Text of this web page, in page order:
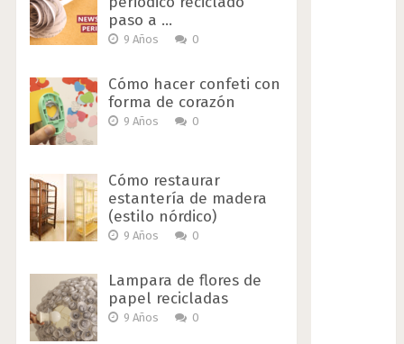
paso a …
9 Años 0
Cómo hacer confeti con
forma de corazón
9 Años 0
Cómo restaurar
estantería de madera
(estilo nórdico)
9 Años 0
Lampara de flores de
papel recicladas
9 Años 0